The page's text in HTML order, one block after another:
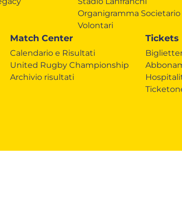
Organigramma Societario
Volontari
Match Center
Calendario e Risultati
United Rugby Championship
Archivio risultati
Tickets